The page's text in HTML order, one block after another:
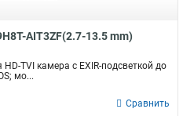
AIT3ZF(2.7-13.5 mm)
TVI камера с EXIR-подсветкой до
мо...
Сравнить